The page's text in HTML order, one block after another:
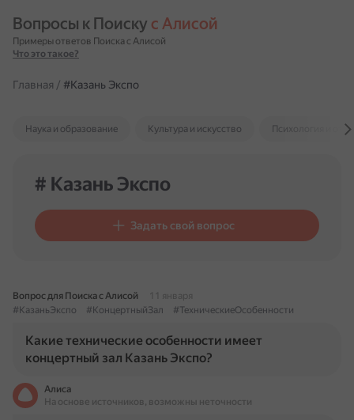
Вопросы к Поиску с Алисой
Примеры ответов Поиска с Алисой
Что это такое?
Главная / #Казань Экспо
Наука и образование Культура и искусство Психология и
# Казань Экспо
Задать свой вопрос
Вопрос для Поиска с Алисой
11 января
#КазаньЭкспо
#КонцертныйЗал #ТехническиеОсобенности
Какие технические особенности имеет
концертный зал Казань Экспо?
Алиса
На основе источников, возможны неточности